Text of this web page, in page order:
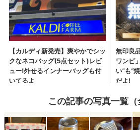
この記事の写真一覧（